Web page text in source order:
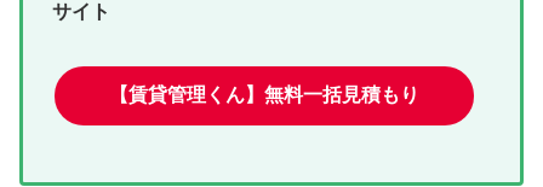
サイト
【賃貸管理くん】無料一括見積もり